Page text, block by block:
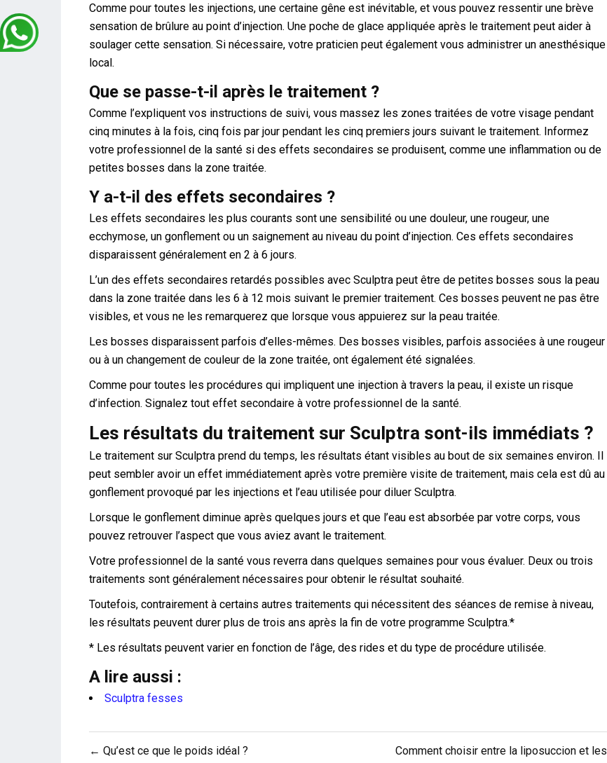
Comme pour toutes les injections, une certaine gêne est inévitable, et vous pouvez ressentir une brève
sensation de brûlure au point d’injection. Une poche de glace appliquée après le traitement peut aider à
soulager cette sensation. Si nécessaire, votre praticien peut également vous administrer un anesthésique
local.
Que se passe-t-il après le traitement ?
Comme l’expliquent vos instructions de suivi, vous massez les zones traitées de votre visage pendant
cinq minutes à la fois, cinq fois par jour pendant les cinq premiers jours suivant le traitement. Informez
votre professionnel de la santé si des effets secondaires se produisent, comme une inflammation ou de
petites bosses dans la zone traitée.
Y a-t-il des effets secondaires ?
Les effets secondaires les plus courants sont une sensibilité ou une douleur, une rougeur, une
ecchymose, un gonflement ou un saignement au niveau du point d’injection. Ces effets secondaires
disparaissent généralement en 2 à 6 jours.
L’un des effets secondaires retardés possibles avec Sculptra peut être de petites bosses sous la peau
dans la zone traitée dans les 6 à 12 mois suivant le premier traitement. Ces bosses peuvent ne pas être
visibles, et vous ne les remarquerez que lorsque vous appuierez sur la peau traitée.
Les bosses disparaissent parfois d’elles-mêmes. Des bosses visibles, parfois associées à une rougeur
ou à un changement de couleur de la zone traitée, ont également été signalées.
Comme pour toutes les procédures qui impliquent une injection à travers la peau, il existe un risque
d’infection. Signalez tout effet secondaire à votre professionnel de la santé.
Les résultats du traitement sur Sculptra sont-ils immédiats ?
Le traitement sur Sculptra prend du temps, les résultats étant visibles au bout de six semaines environ. Il
peut sembler avoir un effet immédiatement après votre première visite de traitement, mais cela est dû au
gonflement provoqué par les injections et l’eau utilisée pour diluer Sculptra.
Lorsque le gonflement diminue après quelques jours et que l’eau est absorbée par votre corps, vous
pouvez retrouver l’aspect que vous aviez avant le traitement.
Votre professionnel de la santé vous reverra dans quelques semaines pour vous évaluer. Deux ou trois
traitements sont généralement nécessaires pour obtenir le résultat souhaité.
Toutefois, contrairement à certains autres traitements qui nécessitent des séances de remise à niveau,
les résultats peuvent durer plus de trois ans après la fin de votre programme Sculptra.*
* Les résultats peuvent varier en fonction de l’âge, des rides et du type de procédure utilisée.
A lire aussi :
Sculptra fesses
Navigation
← Qu’est ce que le poids idéal ?
Comment choisir entre la liposuccion et les